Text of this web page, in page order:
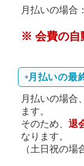
月払いの場合
※ 会費の自
月払いの最
月払いの場合
ます。
そのため、退
なります。
（土日祝の場